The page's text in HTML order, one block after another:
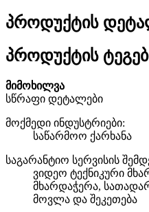
პროდუქტის
პროდუქტის
მიმოხილვა
სწრაფი დეტალები
მოქმედი ინდუსტრიები:
საწარმოო ქარხანა
საგარანტიო სერვისის
ვიდეო ტექნიკური
მხარდაჭერა,
მოვლა და შეკეთება